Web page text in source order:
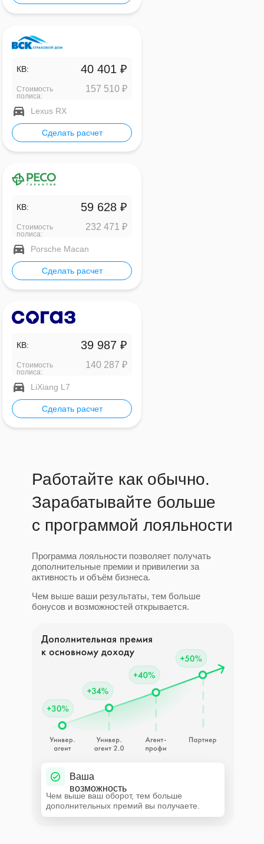
Сделать расчет
157 510 ₽
40 401 ₽
Lexus RX
Стоимость
полиса:
КВ:
КВ:
Стоимость
полиса:
Porsche Macan
59 628 ₽
232 471 ₽
Сделать расчет
КВ:
Стоимость
полиса:
LiXiang L7
39 987 ₽
140 287 ₽
Сделать расчет
Работайте как обычно.
Зарабатывайте больше
с программой лояльности
Ваша
возможность
Программа лояльности позволяет получать
дополнительные премии и привилегии за
активность и объём бизнеса.
Чем выше ваши результаты, тем больше
бонусов и возможностей открывается.
Чем выше ваш оборот, тем больше
дополнительных премий вы получаете.